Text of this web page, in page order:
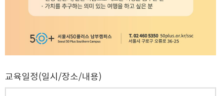
교육일정(일시/장소/내용)